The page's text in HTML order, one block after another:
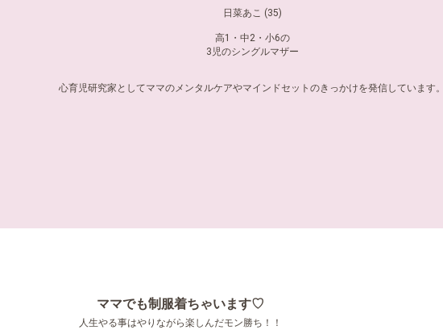
日菜あこ (35)
高1・中2・小6の
3児のシングルマザー
心育児研究家としてママのメンタルケアやマインドセットのきっかけを発信しています。
ママでも制服着ちゃいます♡
人生やる事はやりながら楽しんだモン勝ち！！